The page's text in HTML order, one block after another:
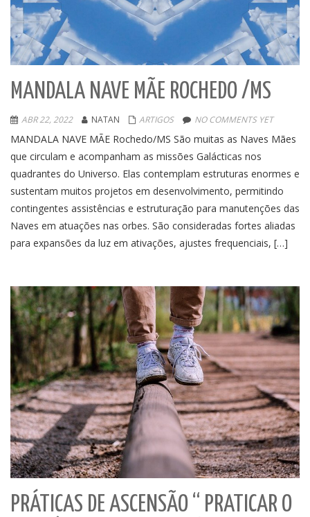
MANDALA NAVE MÃE ROCHEDO /MS
ABR 22, 2022 NATAN ARTIGOS NO COMMENTS YET
MANDALA NAVE MÃE Rochedo/MS São muitas as Naves Mães
que circulam e acompanham as missões Galácticas nos
quadrantes do Universo. Elas contemplam estruturas enormes e
sustentam muitos projetos em desenvolvimento, permitindo
contingentes assistências e estruturação para manutenções das
Naves em atuações nas orbes. São consideradas fortes aliadas
para expansões da luz em ativações, ajustes frequenciais, […]
PRÁTICAS DE ASCENSÃO “ PRATICAR O